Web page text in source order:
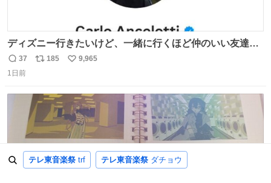
テレ東音楽祭 trf テレ東音楽祭 ダチョウ
ディズニー行きたいけど、一緒に行くほど仲のいい友達が
居ない… ほんでこれ
返
信
37
リ
ト
数
185
い
数
9,965
1日前